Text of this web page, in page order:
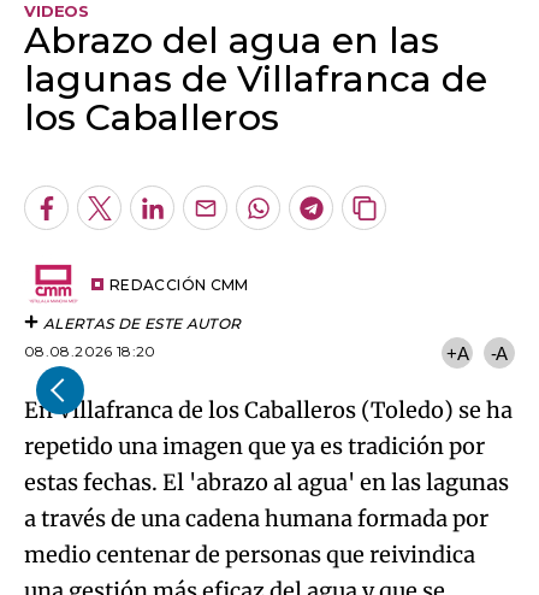
VIDEOS
Abrazo del agua en las
lagunas de Villafranca de
los Caballeros
Algo salió mal.
Facebook
TwitterLinkedInEnviarWhatsapp
Telegram
Copiar
REDACCIÓN CMM
ALERTAS DE ESTE AUTOR
08.08.2026 18:20
+A -A
En Villafranca de los Caballeros (Toledo) se ha
repetido una imagen que ya es tradición por
estas fechas. El 'abrazo al agua' en las lagunas
a través de una cadena humana formada por
medio centenar de personas que reivindica